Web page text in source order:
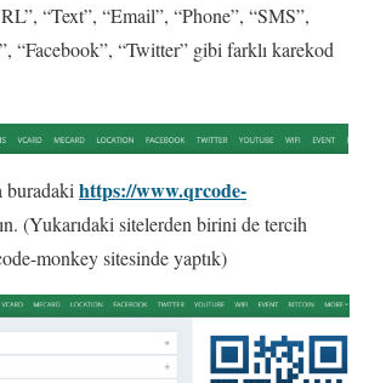
“Text”, “Email”, “Phone”, “SMS”,
“Facebook”, “Twitter” gibi farklı karekod
buradaki https://www.qrcode-
(Yukarıdaki sitelerden birini de tercih
monkey sitesinde yaptık)